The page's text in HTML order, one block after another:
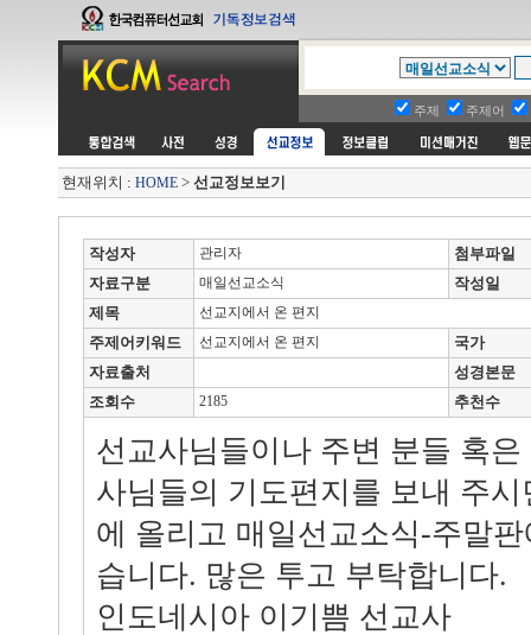
주제 주제어
현재위치 : HOME > 선교정보보기
작성자 관리자
첨부파일
자료구분
매일선교소식
작성일
제목
선교지에서 온 편지
주제어키워드 선교지에서 온 편지
국가
자료출처
성경본문
조회수
2185 추천수
선교사님들이나 주변 분들 혹
사님들의 기도편지를 보내 주
에 올리고 매일선교소식-주말
습니다. 많은 투고 부탁합니다.
인도네시아 이기쁨 선교사